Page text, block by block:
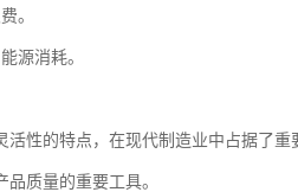
。
源消耗。
性的特点，在现代制造业中占据了
质量的重要工具。